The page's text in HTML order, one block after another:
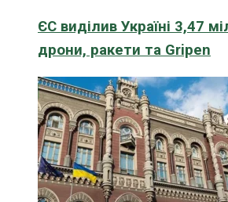
ЄС виділив Україні 3,47
дрони, ракети та Gripen